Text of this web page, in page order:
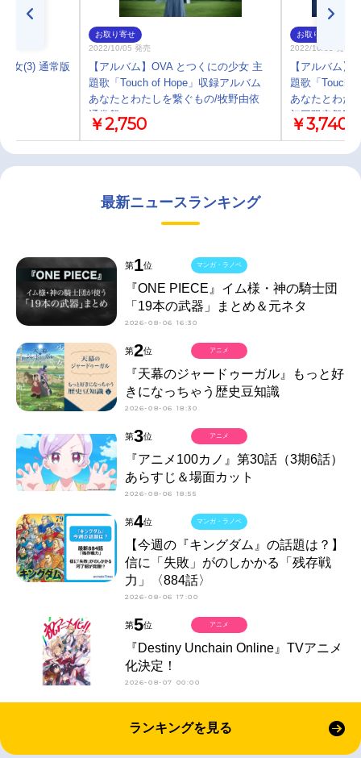
女(3) 通常版
お取り寄せ
2022/10/05 発売
【アルバム】OVA とつくにの少女 主
題歌「Touch of Hope」収録アルバム
あなたとわたしを繋ぐもの/牧野由依
通常盤
￥2,750
お取り寄せ
2022/10/05 発売
【アルバム】
題歌「Touch
あなたとわた
初回限定盤B
￥3,740
最新ニュースランキング
第1位
『ONE PIECE』イム様・神の騎士団
「19本の武器」まとめ＆元ネタ
2026-08-06 16:30
マンガ・ラノベ
第2位
『天幕のジャードゥーガル』もっと好
きになっちゃう歴史豆知識
2026-08-06 18:30
アニメ
第3位
『アニメ100カノ』第30話（3期6話）
あらすじ＆場面カット
2026-08-06 18:55
アニメ
第4位
【今週の『キングダム』の話題は？】
信に「失敗」がのしかかる「残存戦
力」〈884話〉
2026-08-06 17:00
マンガ・ラノベ
第5位
『Destiny Unchain Online』TVアニメ
化決定！
2026-08-07 00:00
アニメ
ランキングを見る